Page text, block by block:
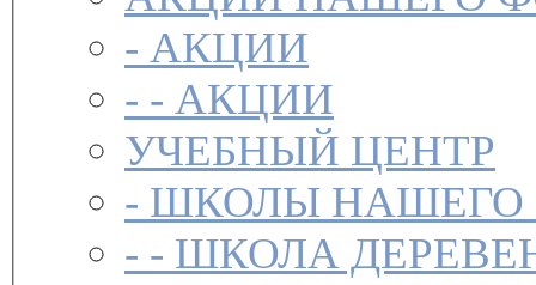
- АКЦИИ
- - АКЦИИ
УЧЕБНЫЙ ЦЕНТР
- ШКОЛЫ НАШЕГО
- - ШКОЛА